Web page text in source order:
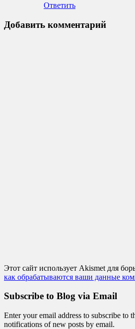
Ответить
Добавить комментарий
Этот сайт использует Akismet для
как обрабатываются ваши данные
Subscribe to Blog via Email
Enter your email address to subscribe to
notifications of new posts by email.